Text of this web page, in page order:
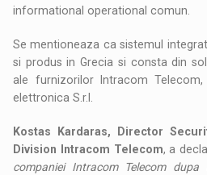
informational operational comun.
Se mentioneaza ca sistemul
si produs in Grecia si consta din
ale furnizorilor Intracom Telecom,
elettronica S.r.l.
Kostas Kardaras, Director
Division Intracom Telecom, a
companiei Intracom Telecom